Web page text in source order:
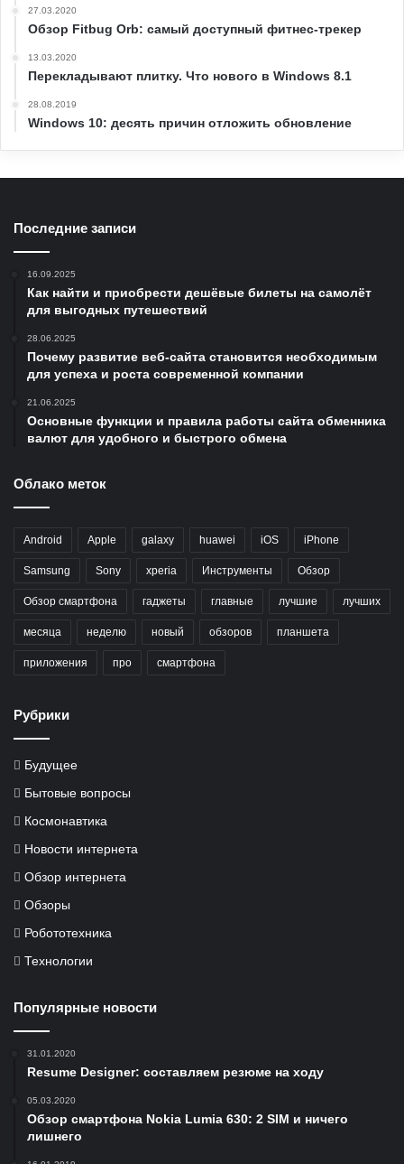
27.03.2020
Обзор Fitbug Orb: самый доступный фитнес-трекер
13.03.2020
Перекладывают плитку. Что нового в Windows 8.1
28.08.2019
Windows 10: десять причин отложить обновление
Последние записи
16.09.2025
Как найти и приобрести дешёвые билеты на самолёт
для выгодных путешествий
28.06.2025
Почему развитие веб-сайта становится необходимым
для успеха и роста современной компании
21.06.2025
Основные функции и правила работы сайта обменника
валют для удобного и быстрого обмена
Облако меток
Android Apple galaxy huawei iOS iPhone
Samsung Sony xperia Инструменты Обзор
Обзор смартфона гаджеты главные лучшие лучших
месяца неделю новый обзоров планшета
приложения про смартфона
Рубрики
Будущее
Бытовые вопросы
Космонавтика
Новости интернета
Обзор интернета
Обзоры
Робототехника
Технологии
Популярные новости
31.01.2020
Resume Designer: составляем резюме на ходу
05.03.2020
Обзор смартфона Nokia Lumia 630: 2 SIM и ничего
лишнего